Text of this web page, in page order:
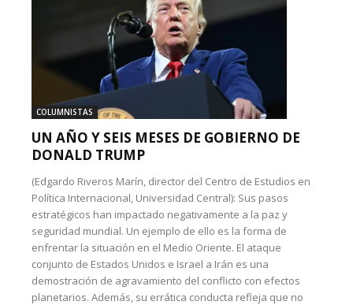
COLUMNISTAS
UN AÑO Y SEIS MESES DE GOBIERNO DE
DONALD TRUMP
(Edgardo Riveros Marín, director del Centro de Estudios en
Política Internacional, Universidad Central): Sus pasos
estratégicos han impactado negativamente a la paz y
seguridad mundial. Un ejemplo de ello es la forma de
enfrentar la situación en el Medio Oriente. El ataque
conjunto de Estados Unidos e Israel a Irán es una
demostración de agravamiento del conflicto con efectos
planetarios. Además, su errática conducta refleja que no